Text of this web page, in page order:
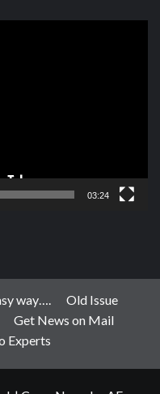
03:24
way….
Old Issue
Get News on Mail
Experts